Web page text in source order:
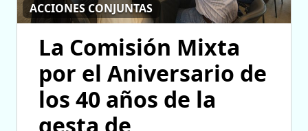
ACCIONES CONJUNTAS
La Comisión Mixta
por el Aniversario de
los 40 años de la
gesta de